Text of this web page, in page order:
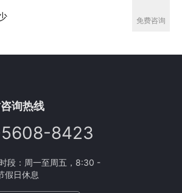
询热线
8423
段：周一至周五，8:30 -
假日休息
免费咨询